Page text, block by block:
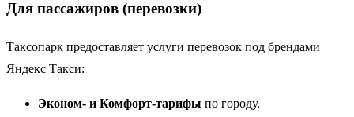
Для пассажиров (перевозки)
Таксопарк предоставляет услуги перевозок под брендами
Яндекс Такси:
Эконом- и Комфорт-тарифы по городу.